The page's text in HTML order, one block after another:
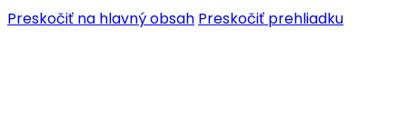
Preskočiť na hlavný obsah Preskočiť prehliadku